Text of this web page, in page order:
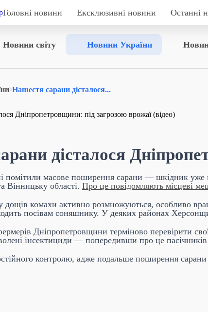
Головні новини Ексклюзивні новини Останні
Новини світу Новини України
Нашестя сарани дісталося...
дісталося
помітили масове поширення сарани — шкідник уже
Вінницьку області. Про це повідомляють місцеві
дощів комахи активно розмножуються, особливо
посівам соняшнику. У деяких районах
Дніпропетровщини терміново перевірити
інсектициди — попередивши про це пасічників
контролю, адже подальше поширення